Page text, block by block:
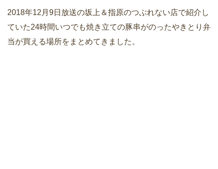
2018年12月9日放送の坂上＆指原のつぶれない店で紹介し
ていた24時間いつでも焼き立ての豚串がのったやきとり弁
当が買える場所をまとめてきました。